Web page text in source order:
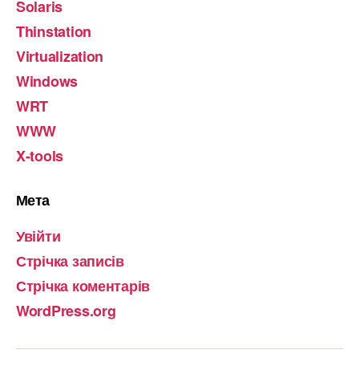
Solaris
Thinstation
Virtualization
Windows
WRT
WWW
X-tools
Мета
Увійти
Стрічка записів
Стрічка коментарів
WordPress.org